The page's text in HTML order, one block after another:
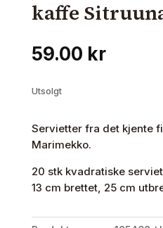
kaffe
59.00 kr
Utsolgt
Servietter fra det kjente
Marimekko.
20 stk kvadratiske
13 cm brettet, 25 cm